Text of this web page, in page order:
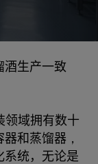
酒生产一致
领域拥有数十
器和蒸馏器 ，
系统，无论是